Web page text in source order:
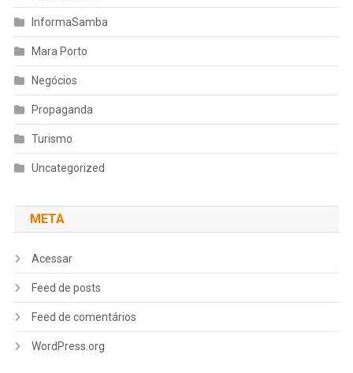
InformaSamba
Mara Porto
Negócios
Propaganda
Turismo
Uncategorized
META
Acessar
Feed de posts
Feed de comentários
WordPress.org